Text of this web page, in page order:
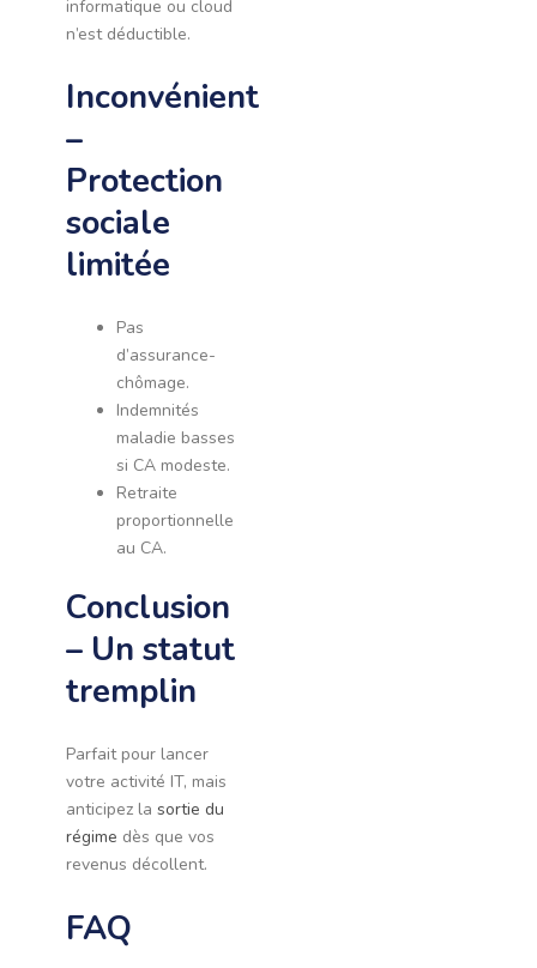
informatique ou cloud
n’est déductible.
Inconvénient
–
Protection
sociale
limitée
Pas
d’assurance-
chômage.
Indemnités
maladie basses
si CA modeste.
Retraite
proportionnelle
au CA.
Conclusion
– Un statut
tremplin
Parfait pour lancer
votre activité IT, mais
anticipez la sortie du
régime dès que vos
revenus décollent.
FAQ